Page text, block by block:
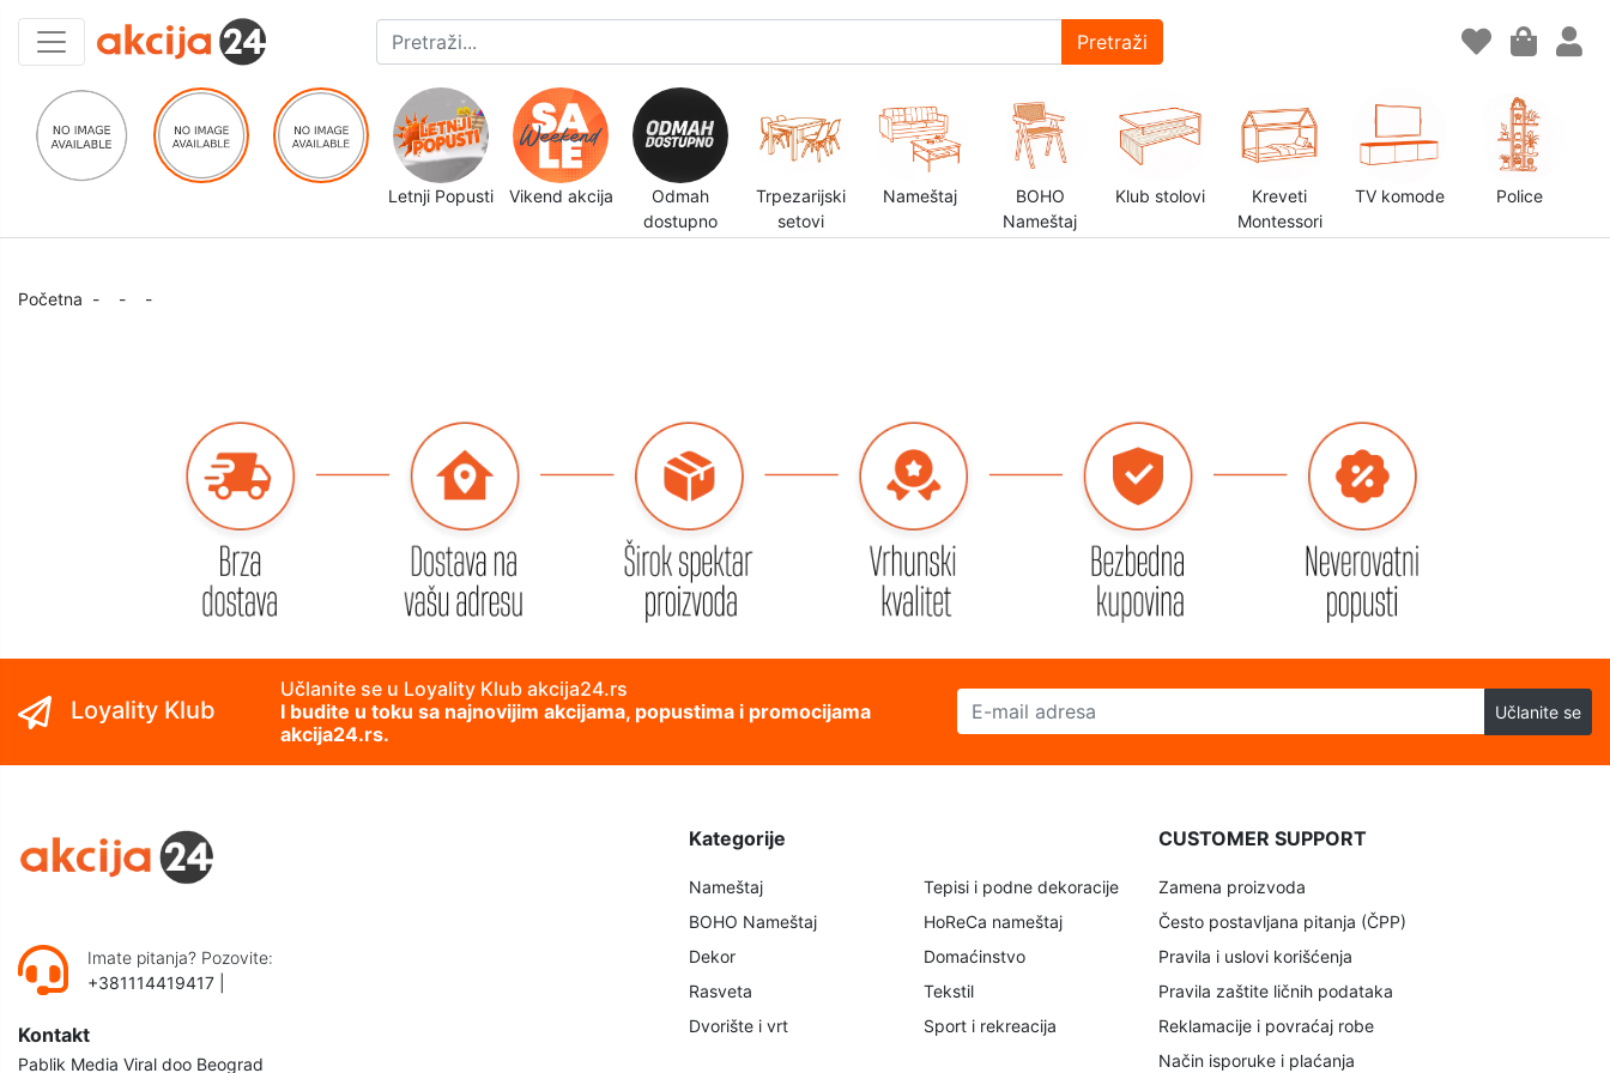
Pretraži
Letnji Popusti Vikend akcija
Odmah
dostupno
Trpezarijski
setovi
Nameštaj
BOHO
Nameštaj
Klub stolovi
Kreveti
Montessori
TV komode Police
Početna - - -
Loyality Klub
Učlanite se u Loyality Klub akcija24.rs
I budite u toku sa najnovijim akcijama, popustima i promocijama
akcija24.rs.
E-mail adresa
Učlanite se
Imate pitanja? Pozovite:
+381114419417
Kontakt
Pablik Media Viral doo Beograd
Kategorije
Nameštaj
BOHO Nameštaj
Dekor
Rasveta
Dvorište i vrt
Tepisi i podne dekoracije
HoReCa nameštaj
Domaćinstvo
Tekstil
Sport i rekreacija
CUSTOMER SUPPORT
Zamena proizvoda
Često postavljana pitanja (ČPP)
Pravila i uslovi korišćenja
Pravila zaštite ličnih podataka
Reklamacije i povraćaj robe
Način isporuke i plaćanja